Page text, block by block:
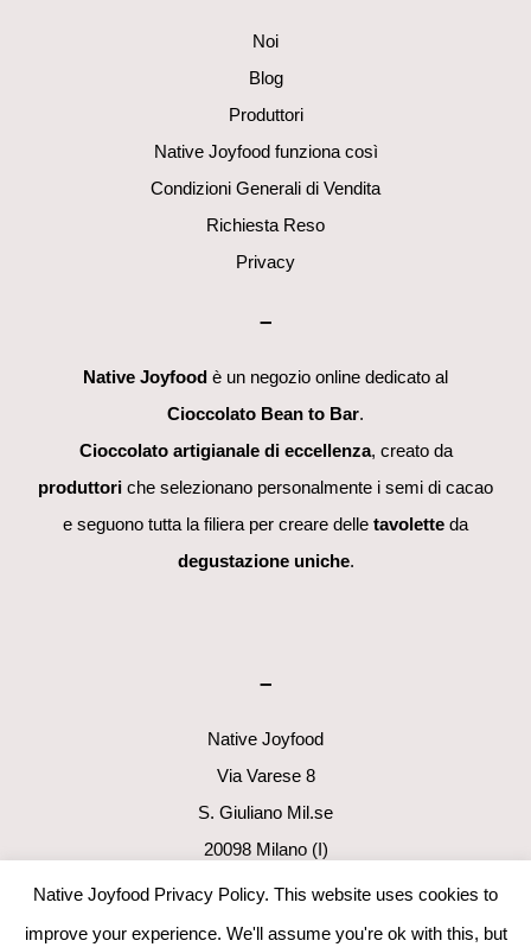
Noi
Blog
Produttori
Native Joyfood funziona così
Condizioni Generali di Vendita
Richiesta Reso
Privacy
–
Native Joyfood è un negozio online dedicato al
Cioccolato Bean to Bar.
Cioccolato artigianale di eccellenza, creato da
produttori che selezionano personalmente i semi di cacao
e seguono tutta la filiera per creare delle tavolette da
degustazione uniche.
–
Native Joyfood
Via Varese 8
S. Giuliano Mil.se
20098 Milano (I)
p.i. 06411160960
info@nativejoyfood.com
Native Joyfood Privacy Policy. This website uses cookies to
improve your experience. We'll assume you're ok with this, but